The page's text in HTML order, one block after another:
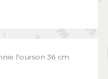
l'ourson 36 cm